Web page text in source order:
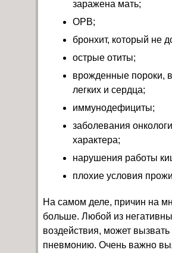
заражена мать;
ОРВ;
бронхит, который не
острые отиты;
врожденные пороки, в
легких и сердца;
иммунодефициты;
заболевания
характера;
нарушения работы
плохие условия
На самом деле, причин на
больше. Любой из
воздействия, может вызвать
пневмонию. Очень важно